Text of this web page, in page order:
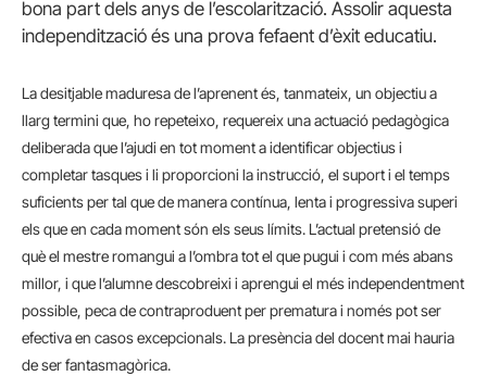
bona part dels anys de l’escolarització. Assolir aquesta
independització és una prova fefaent d’èxit educatiu.
La desitjable maduresa de l’aprenent és, tanmateix, un objectiu a
llarg termini que, ho repeteixo, requereix una actuació pedagògica
deliberada que l’ajudi en tot moment a identificar objectius i
completar tasques i li proporcioni la instrucció, el suport i el temps
suficients per tal que de manera contínua, lenta i progressiva superi
els que en cada moment són els seus límits. L’actual pretensió de
què el mestre romangui a l’ombra tot el que pugui i com més abans
millor, i que l’alumne descobreixi i aprengui el més independentment
possible, peca de contraproduent per prematura i només pot ser
efectiva en casos excepcionals. La presència del docent mai hauria
de ser fantasmagòrica.